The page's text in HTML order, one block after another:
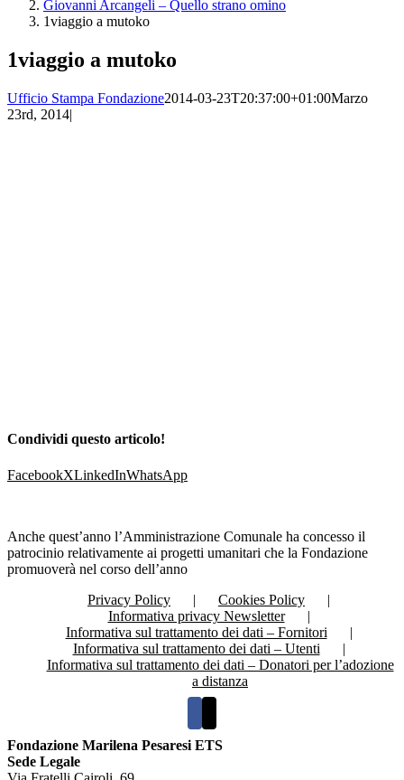
Giovanni Arcangeli – Quello strano omino
1viaggio a mutoko
1viaggio a mutoko
Ufficio Stampa Fondazione2014-03-23T20:37:00+01:00Marzo
23rd, 2014|
Condividi questo articolo!
FacebookXLinkedInWhatsApp
Anche quest’anno l’Amministrazione Comunale ha concesso il
patrocinio relativamente ai progetti umanitari che la Fondazione
promuoverà nel corso dell’anno
Privacy Policy
Cookies Policy
Informativa privacy Newsletter
Informativa sul trattamento dei dati – Fornitori
Informativa sul trattamento dei dati – Utenti
Informativa sul trattamento dei dati – Donatori per l’adozione
a distanza
Fondazione Marilena Pesaresi ETS
Sede Legale